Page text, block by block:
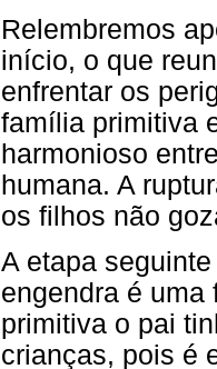
Relembremos
início, o que
enfrentar os
família primitiva
harmonioso
humana. A
os filhos não
A etapa
engendra é
primitiva o pai
crianças, pois é